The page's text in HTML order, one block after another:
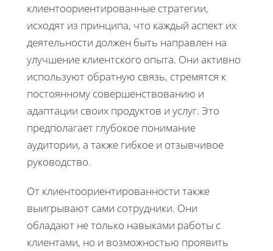
клиентоориентированные стратегии,
исходят из принципа, что каждый аспект их
деятельности должен быть направлен на
улучшение клиентского опыта. Они активно
используют обратную связь, стремятся к
постоянному совершенствованию и
адаптации своих продуктов и услуг. Это
предполагает глубокое понимание
аудитории, а также гибкое и отзывчивое
руководство.
От клиентоориентированности также
выигрывают сами сотрудники. Они
обладают не только навыками работы с
клиентами, но и возможностью проявить